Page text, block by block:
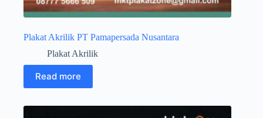
Plakat Akrilik PT Pamapersada Nusantara
Plakat Akrilik
Read more